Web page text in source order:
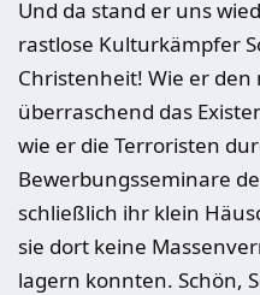
Und da stand er uns
rastlose Kulturkämpfer
Christenheit! Wie er
überraschend das
wie er die Terroristen
Bewerbungsseminare
schließlich ihr klein
sie dort keine
lagern konnten. Schön,